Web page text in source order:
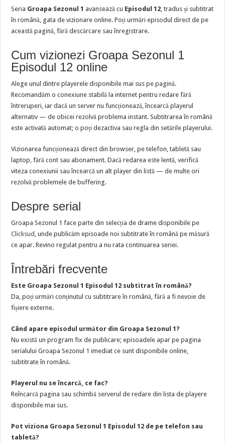
Seria Groapa Sezonul 1 avansează cu Episodul 12, tradus și subtitrat
în română, gata de vizionare online. Poți urmări episodul direct de pe
această pagină, fără descărcare sau înregistrare.
Cum vizionezi Groapa Sezonul 1
Episodul 12 online
Alege unul dintre playerele disponibile mai sus pe pagină.
Recomandăm o conexiune stabilă la internet pentru redare fără
întreruperi, iar dacă un server nu funcționează, încearcă playerul
alternativ — de obicei rezolvă problema instant. Subtitrarea în română
este activată automat; o poți dezactiva sau regla din setările playerului.
Vizionarea funcționează direct din browser, pe telefon, tabletă sau
laptop, fără cont sau abonament. Dacă redarea este lentă, verifică
viteza conexiunii sau încearcă un alt player din listă — de multe ori
rezolvă problemele de buffering.
Despre serial
Groapa Sezonul 1 face parte din selecția de drame disponibile pe
Clicksud , unde publicăm episoade noi subtitrate în română pe măsură
ce apar. Revino regulat pentru a nu rata continuarea seriei.
Întrebări frecvente
Este Groapa Sezonul 1 Episodul 12 subtitrat în română?
Da, poți urmări conținutul cu subtitrare în română, fără a fi nevoie de
fișiere externe.
Când apare episodul următor din Groapa Sezonul 1?
Nu există un program fix de publicare; episoadele apar pe pagina
serialului Groapa Sezonul 1 imediat ce sunt disponibile online,
subtitrate în română.
Playerul nu se încarcă, ce fac?
Reîncarcă pagina sau schimbă serverul de redare din lista de playere
disponibile mai sus.
Pot viziona Groapa Sezonul 1 Episodul 12 de pe telefon sau
tabletă?